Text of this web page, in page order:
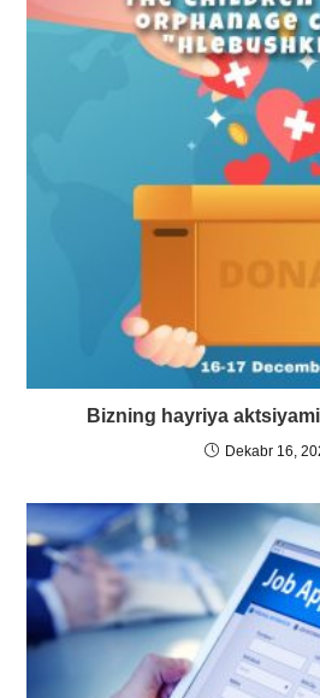
Bizning hayriya
Dekabr 16,